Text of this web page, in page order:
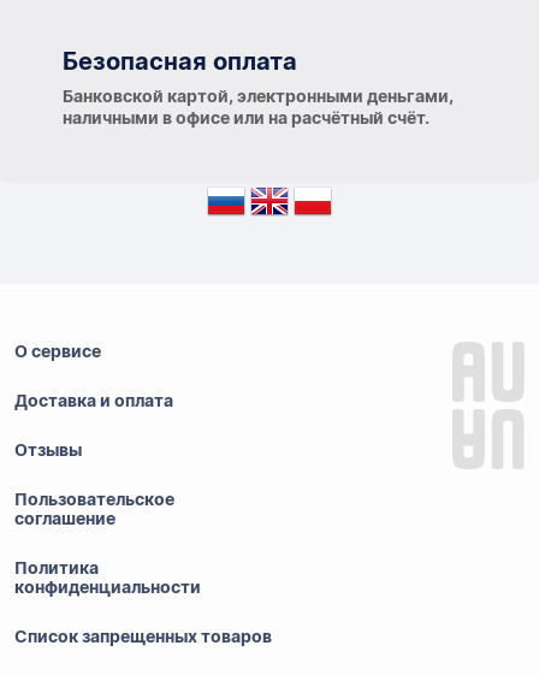
Безопасная оплата
Банковской картой, электронными деньгами,
наличными в офисе или на расчётный счёт.
О сервисе
Доставка и оплата
Отзывы
Пользовательское
соглашение
Политика
конфиденциальности
Список запрещенных товаров